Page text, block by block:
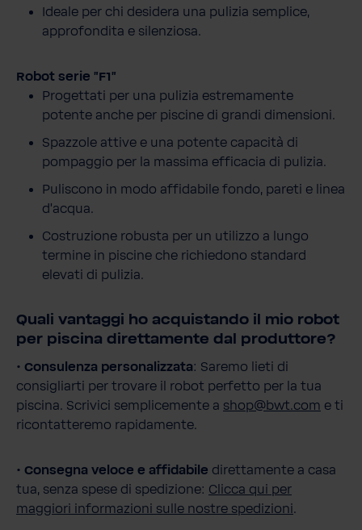
Ideale per chi desidera una pulizia semplice,
approfondita e silenziosa.
Robot serie "F1"
Progettati per una pulizia estremamente
potente anche per piscine di grandi dimensioni.
Spazzole attive e una potente capacità di
pompaggio per la massima efficacia di pulizia.
Puliscono in modo affidabile fondo, pareti e linea
d’acqua.
Costruzione robusta per un utilizzo a lungo
termine in piscine che richiedono standard
elevati di pulizia.
Quali vantaggi ho acquistando il mio robot
per piscina direttamente dal produttore?
• Consulenza personalizzata: Saremo lieti di
consigliarti per trovare il robot perfetto per la tua
piscina. Scrivici semplicemente a shop@bwt.com e ti
ricontatteremo rapidamente.
• Consegna veloce e affidabile direttamente a casa
tua, senza spese di spedizione: Clicca qui per
maggiori informazioni sulle nostre spedizioni.